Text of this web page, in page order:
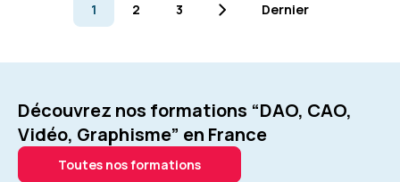
1 2 3 Dernier
Découvrez nos formations “DAO, CAO,
Vidéo, Graphisme” en France
Toutes nos formations